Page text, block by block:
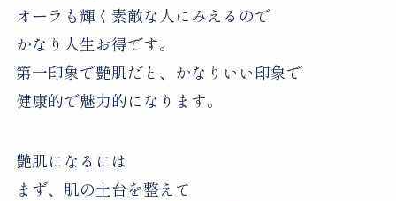
オーラも輝く素敵な人にみえるので
かなり人生お得です。
第一印象で艶肌だと、かなりいい印象で
健康的で魅力的になります。
艶肌になるには
まず、肌の土台を整えて